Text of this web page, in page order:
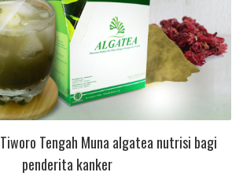
Tengah Muna algatea nutrisi bagi
penderita kanker